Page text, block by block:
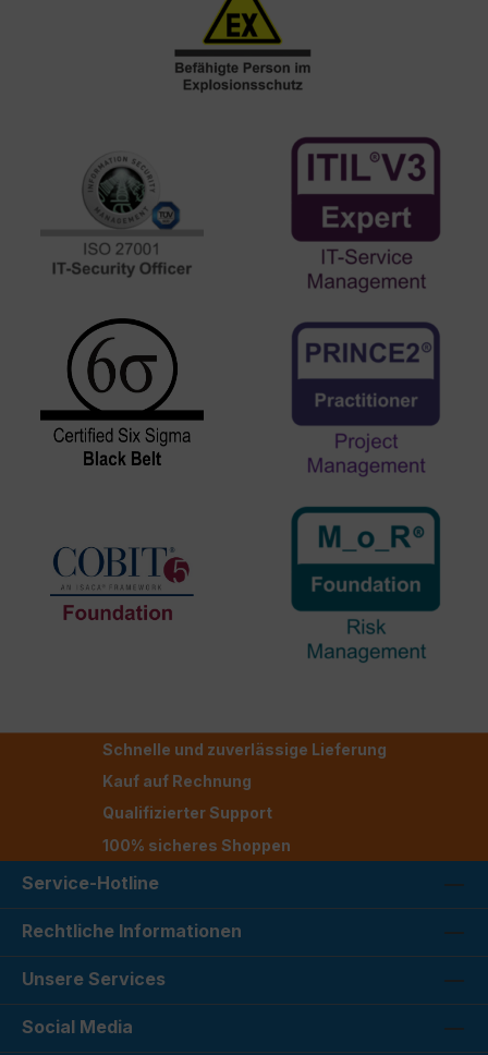
Schnelle und zuverlässige Lieferung
Kauf auf Rechnung
Qualifizierter Support
100% sicheres Shoppen
Service-Hotline
Rechtliche Informationen
Unsere Services
Social Media